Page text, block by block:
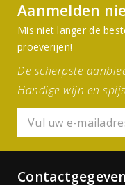
Aanmelden
Mis niet langer de
proeverijen!
De scherpste
Handige wijn en